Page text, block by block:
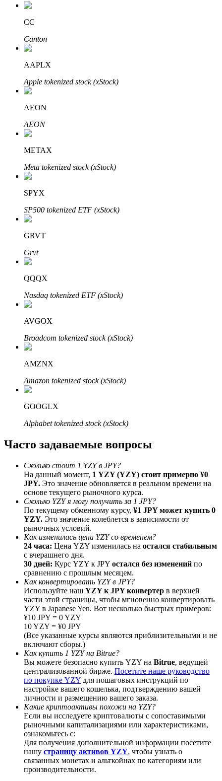
Изучите стейкинг
Узнайте о пассивном доходе
Bitrue
Bitrue Партнеры
Реферал
Пригласите друга, чтобы получить денежные
вознаграждения
Deposit CASHCAT & Win
Deposit CASHCAT & Win
Share 500000 CASHCAT prize pool
Exclusive for BitMart Users
CC
Canton
AAPLX
Apple tokenized stock (xStock)
AEON
AEON
METAX
Meta tokenized stock (xStock)
SPYX
SP500 tokenized ETF (xStock)
GRVT
Grvt
QQQX
Nasdaq tokenized ETF (xStock)
AVGOX
Broadcom tokenized stock (xStock)
AMZNX
Amazon tokenized stock (xStock)
GOOGLX
Alphabet tokenized stock (xStock)
Часто задаваемые вопросы
Сколько стоит 1 YZY в JPY?
На данный момент, 1 YZY (YZY) стоит примерно ¥0
JPY. Это значение обновляется в реальном времени на
основе текущего рыночного курса.
Сколько YZY я могу получить за 1 JPY?
По текущему обменному курсу, ¥1 JPY может купить 0
YZY. Это значение колеблется в зависимости от
рыночных условий.
Как изменилась цена YZY со временем?
24 часа: Цена YZY изменилась на остался стабильным
с вчерашнего дня.
30 дней: Курс YZY к JPY остался без изменений по
сравнению с прошлым месяцем.
Как конвертировать YZY в JPY?
Используйте наш YZY к JPY конвертер в верхней
части этой страницы, чтобы мгновенно конвертировать
YZY в Japanese Yen. Вот несколько быстрых примеров:
¥10 JPY = 0 YZY
10 YZY = ¥0 JPY
(Все указанные курсы являются приблизительными и не
включают сборы.)
Как купить 1 YZY на Bitrue?
Вы можете безопасно купить YZY на Bitrue, ведущей
централизованной бирже. Посетите наше руководство
по покупке YZY для пошаговых инструкций по
настройке вашего кошелька, подтверждению вашей
личности и размещению вашего заказа.
Какие криптоактивы похожи на YZY?
Если вы исследуете криптовалюты с сопоставимыми
рыночными капитализациями или характеристиками,
ознакомьтесь с:
Для получения дополнительной информации посетите
нашу страницу активов YZY, чтобы узнать о
связанных монетах и альткойнах по категориям или
производительности.